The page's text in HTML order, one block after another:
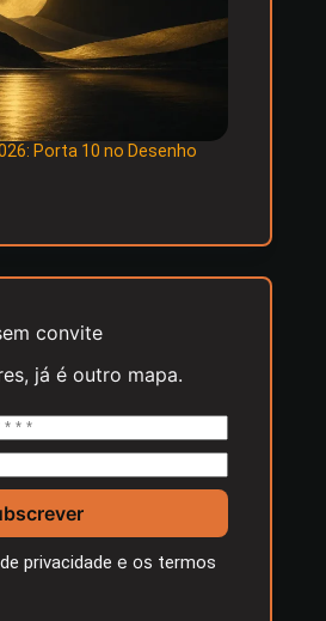
Porta 10 no Desenho
convite
já é outro mapa.
privacidade e os termos